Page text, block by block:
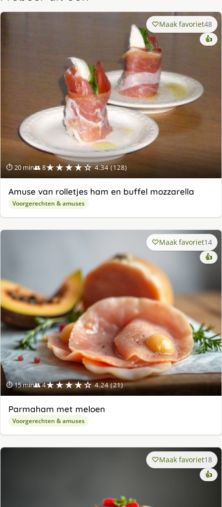
⏱ 20 min👥 8★★★★☆ 4.34 (128)
Maak favoriet48
👍
Amuse van rolletjes ham en buffel mozzarella
Voorgerechten & amuses
⏱ 15 min👥 4★★★★☆ 4.24 (21)
Maak favoriet14
👍
Parmaham met meloen
Voorgerechten & amuses
Maak favoriet18
👍